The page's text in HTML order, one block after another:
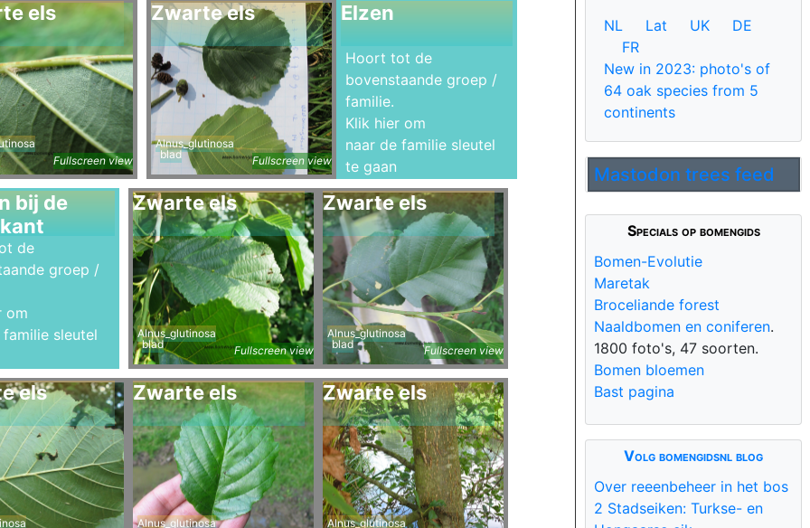
els
Fullscreen view
Zwarte els
Alnus_glutinosa
blad
Fullscreen view
Elzen
Hoort tot de
bovenstaande groep /
familie.
Klik hier om
naar de familie sleutel
te gaan
bij de
de
groep /
om
familie sleutel
Zwarte els
Alnus_glutinosa
blad
Fullscreen view
Zwarte els
Alnus_glutinosa
blad
Fullscreen view
els Zwarte els
Alnus_glutinosa
Zwarte els
Alnus_glutinosa
NL Lat UK
DE
FR
New in 2023: photo's of
64 oak species from 5
continents
Mastodon trees feed
Specials op bomengids
Bomen-Evolutie
Maretak
Broceliande forest
Naaldbomen en coniferen.
1800 foto's, 47 soorten.
Bomen bloemen
Bast pagina
Volg bomengidsnl blog
Over reeenbeheer in het bos
2 Stadseiken: Turkse- en